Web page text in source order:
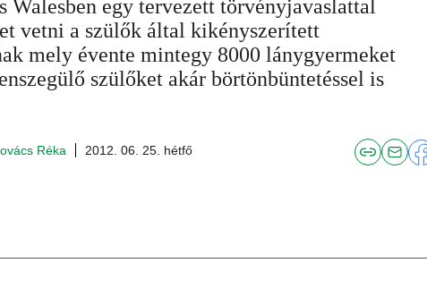
Walesben egy tervezett törvényjavaslattal
vetni a szülők által kikényszerített
mely évente mintegy 8000 lánygyermeket
szülőket akár börtönbüntetéssel is
Réka 2012. 06. 25. hétfő